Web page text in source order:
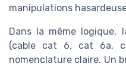
manipulations
Dans la même logique,
(cable cat 6, cat 6a,
nomenclature claire. Un